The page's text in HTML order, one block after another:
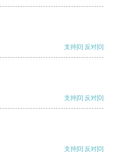
支持[0] 反对[0]
支持[0] 反对[0]
支持[0] 反对[0]